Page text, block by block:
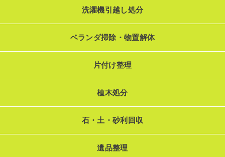
洗濯機引越し処分
ベランダ掃除・物置解体
片付け整理
植木処分
石・土・砂利回収
遺品整理